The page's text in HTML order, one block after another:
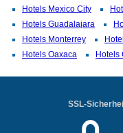
Hotels Mexico City
Hotels Guadalajara
Hotels Monterrey
Hotels Oaxaca
Hotels
SSL-